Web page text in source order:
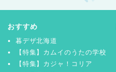
おすすめ
暮デザ北海道
【特集】カムイのうたの学校
【特集】カジャ！コリア